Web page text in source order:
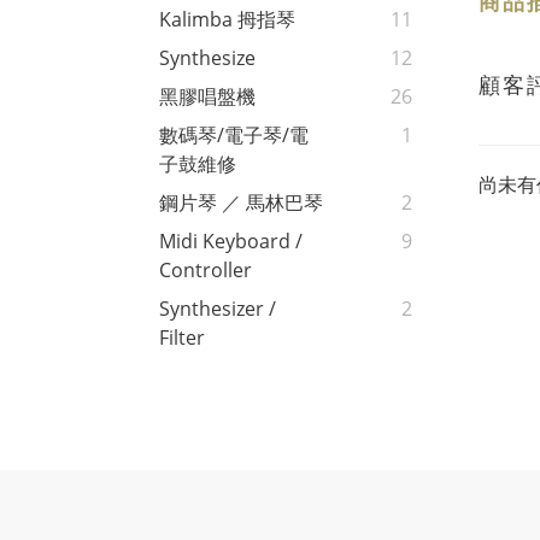
Kalimba 拇指琴
11
Synthesize
12
黑膠唱盤機
26
數碼琴/電子琴/電
子鼓維修
1
鋼片琴 ／ 馬林巴琴
2
Midi Keyboard /
Controller
9
Synthesizer /
Filter
2
顧客
尚未